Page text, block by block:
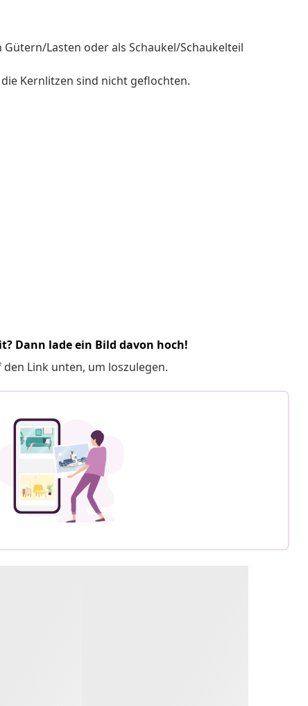
Lasten oder als Schaukel/Schaukelteil
Kernlitzen sind nicht geflochten.
Dann lade ein Bild davon hoch!
Link unten, um loszulegen.